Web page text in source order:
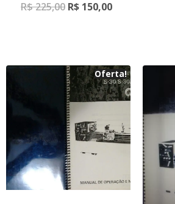
R$225,00 R$ 150,00
Oferta!